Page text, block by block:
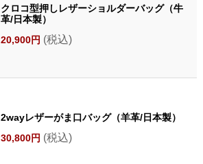
クロコ型押しレザーショルダーバッグ（牛
革/日本製）
20,900円 (税込)
2wayレザーがま口バッグ（羊革/日本製）
30,800円 (税込)